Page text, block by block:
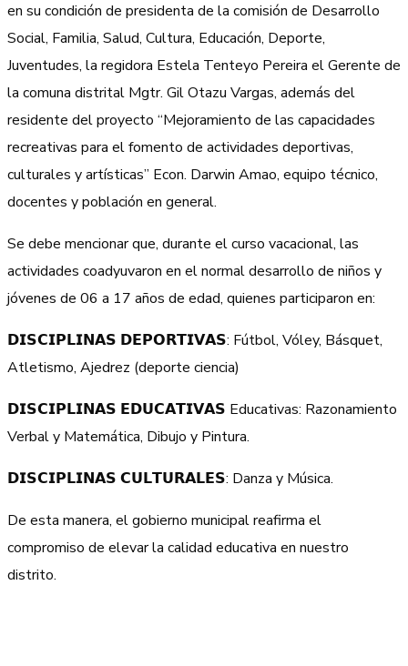
en su condición de presidenta de la comisión de Desarrollo
Social, Familia, Salud, Cultura, Educación, Deporte,
Juventudes, la regidora Estela Tenteyo Pereira el Gerente de
la comuna distrital Mgtr. Gil Otazu Vargas, además del
residente del proyecto “Mejoramiento de las capacidades
recreativas para el fomento de actividades deportivas,
culturales y artísticas” Econ. Darwin Amao, equipo técnico,
docentes y población en general.
Se debe mencionar que, durante el curso vacacional, las
actividades coadyuvaron en el normal desarrollo de niños y
jóvenes de 06 a 17 años de edad, quienes participaron en:
𝗗𝗜𝗦𝗖𝗜𝗣𝗟𝗜𝗡𝗔𝗦 𝗗𝗘𝗣𝗢𝗥𝗧𝗜𝗩𝗔𝗦: Fútbol, Vóley, Básquet,
Atletismo, Ajedrez (deporte ciencia)
𝗗𝗜𝗦𝗖𝗜𝗣𝗟𝗜𝗡𝗔𝗦 𝗘𝗗𝗨𝗖𝗔𝗧𝗜𝗩𝗔𝗦 Educativas: Razonamiento
Verbal y Matemática, Dibujo y Pintura.
𝗗𝗜𝗦𝗖𝗜𝗣𝗟𝗜𝗡𝗔𝗦 𝗖𝗨𝗟𝗧𝗨𝗥𝗔𝗟𝗘𝗦: Danza y Música.
De esta manera, el gobierno municipal reafirma el
compromiso de elevar la calidad educativa en nuestro
distrito.